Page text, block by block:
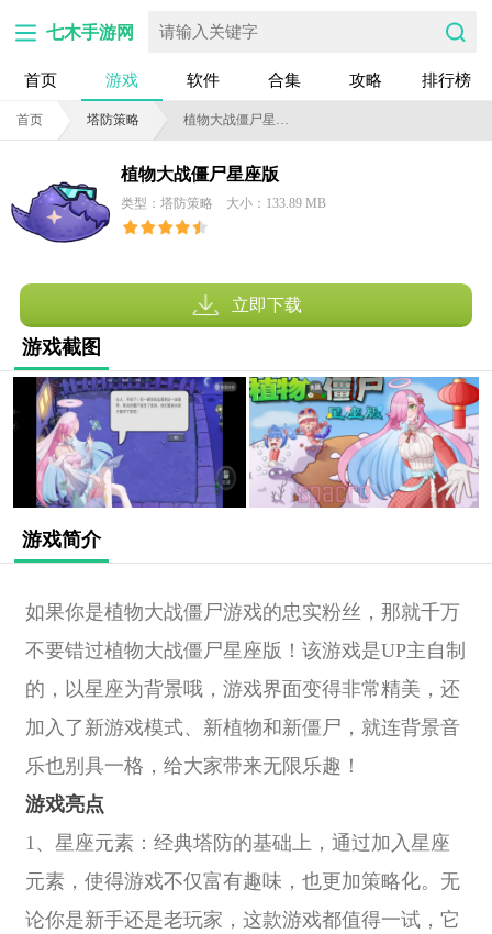
七木手游网
首页 游戏 软件 合集 攻略 排行榜
首页 塔防策略 植物大战僵尸星座版
植物大战僵尸星座版
类型：塔防策略 大小：133.89 MB
立即下载
游戏截图
游戏简介
如果你是植物大战僵尸游戏的忠实粉丝，那就千万
不要错过植物大战僵尸星座版！该游戏是UP主自制
的，以星座为背景哦，游戏界面变得非常精美，还
加入了新游戏模式、新植物和新僵尸，就连背景音
乐也别具一格，给大家带来无限乐趣！
游戏亮点
1、星座元素：经典塔防的基础上，通过加入星座
元素，使得游戏不仅富有趣味，也更加策略化。无
论你是新手还是老玩家，这款游戏都值得一试，它